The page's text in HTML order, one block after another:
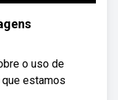
o uso de
estamos